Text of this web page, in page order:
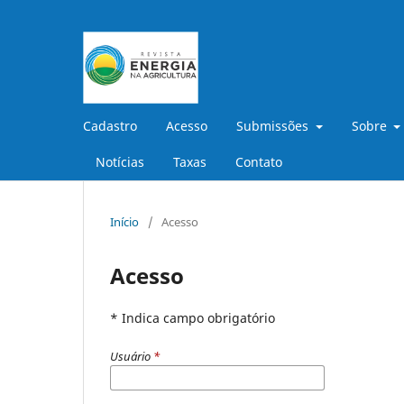
Cadastro Acesso Submissões Sobre
Notícias Taxas Contato
Início / Acesso
Acesso
* Indica campo obrigatório
Usuário *